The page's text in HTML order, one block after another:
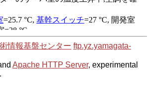
情報基盤センター ftp.yz.yamagata-
Apache HTTP Server, experimental